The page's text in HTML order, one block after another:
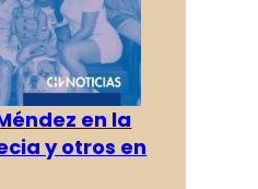
en la
y otros en